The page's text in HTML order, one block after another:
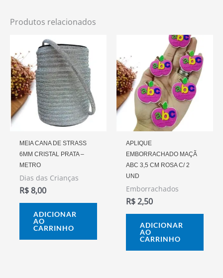
Produtos relacionados
MEIA CANA DE STRASS
6MM CRISTAL PRATA –
METRO
Dias das Crianças
R$8,00
ADICIONAR
AO
CARRINHO
APLIQUE
EMBORRACHADO MAÇÃ
ABC 3,5 CM ROSA C/ 2
UND
Emborrachados
R$2,50
ADICIONAR
AO
CARRINHO